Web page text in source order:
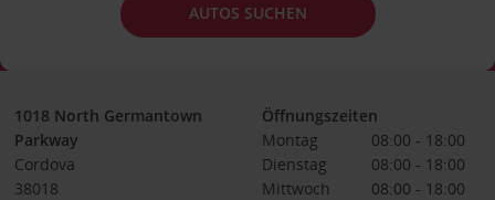
AUTOS SUCHEN
1018 North Germantown
Parkway
Cordova
38018
Öffnungszeiten
Montag
08:00 - 18:00
Dienstag
08:00 - 18:00
Mittwoch
08:00 - 18:00